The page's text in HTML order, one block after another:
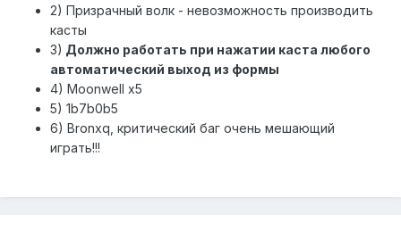
2) Призрачный волк - невозможность производить
касты
3) Должно работать при нажатии каста любого
автоматический выход из формы
4) Moonwell x5
5) 1b7b0b5
6) Bronxq, критический баг очень мешающий
играть!!!